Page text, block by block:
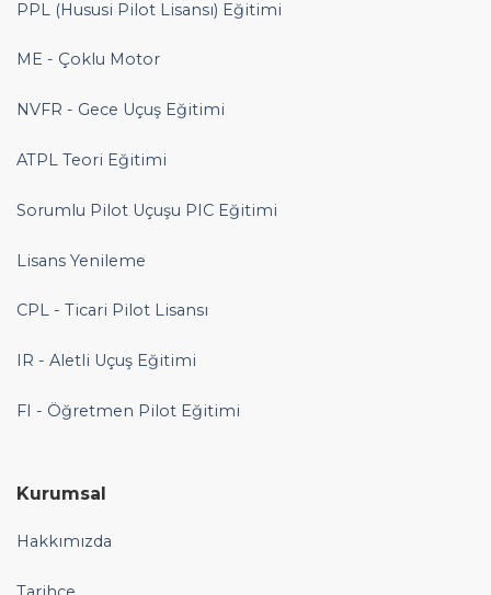
PPL (Hususi Pilot Lisansı) Eğitimi
ME - Çoklu Motor
NVFR - Gece Uçuş Eğitimi
ATPL Teori Eğitimi
Sorumlu Pilot Uçuşu PIC Eğitimi
Lisans Yenileme
CPL - Ticari Pilot Lisansı
IR - Aletli Uçuş Eğitimi
FI - Öğretmen Pilot Eğitimi
Kurumsal
Hakkımızda